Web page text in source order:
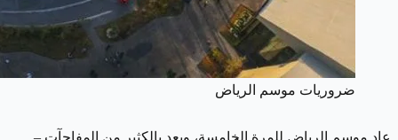
ضروريات موسم الرياض
عاد موسم الرياض للمرة الخامسة، ويعد بالكثير من المفاجآت –